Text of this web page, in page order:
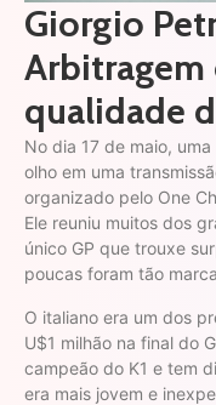
Giorgio
Arbitragem
qualidade
No dia 17 de maio,
olho em uma
organizado pelo One
Ele reuniu muitos dos
único GP que trouxe
poucas foram tão
O italiano era um dos
U$1 milhão na final do
campeão do K1 e tem
era mais jovem e